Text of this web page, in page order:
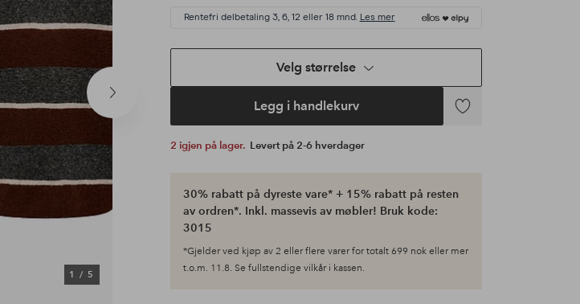
Neste
produkt
1/ 5
Rentefri delbetaling 3, 6, 12 eller 18 mnd. Les mer
Velg størrelse
Legg i handlekurv
Legg
2 igjen på lager. Levert på 2-6 hverdager
30% rabatt på dyreste vare* + 15% rabatt på resten
av ordren*. Inkl. massevis av møbler! Bruk kode:
3015
*Gjelder ved kjøp av 2 eller flere varer for totalt 699 nok eller mer
t.o.m. 11.8. Se fullstendige vilkår i kassen.